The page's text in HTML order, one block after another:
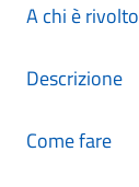
A chi è rivolto
Descrizione
Come fare